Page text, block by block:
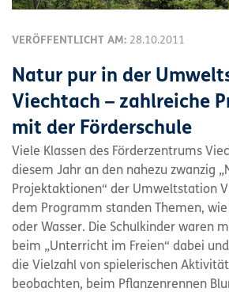
VERÖFFENTLICHT AM: 28.10.2011
Natur pur in der
Viechtach – zahlreiche
mit der Förderschule
Viele Klassen des Förderzentrums
diesem Jahr an den nahezu zwanzig
Projektaktionen“ der Umweltstation
dem Programm standen Themen, wie
oder Wasser. Die Schulkinder waren
beim „Unterricht im Freien“ dabei
die Vielzahl von spielerischen
beobachten, beim Pflanzenrennen